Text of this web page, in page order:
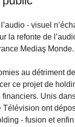
- visuel
la refonte de
Mediaş Monde.
au détriment
ce projet de
Unis
ont
- fusion et